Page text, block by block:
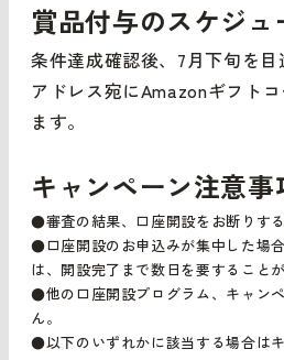
賞品付与のスケジュ
条件達成確認後、7月下旬を
アドレス宛にAmazonギフト
ます。
キャンペーン注意事
●審査の結果、口座開設をお断りする
●口座開設のお申込みが集中した場
は、開設完了まで数日を要することが
●他の口座開設プログラム、キャン
ん。
●以下のいずれかに該当する場合は